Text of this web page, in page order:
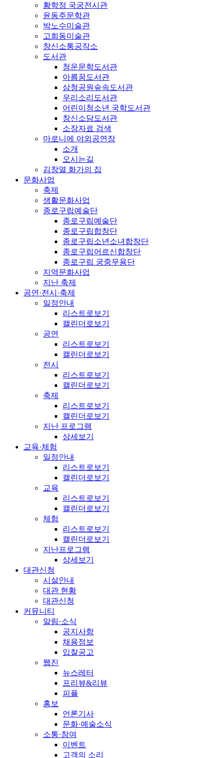
황학정 국궁전시관
윤동주문학관
박노수미술관
고희동미술관
창신소통공작소
도서관
청운문학도서관
아름꿈도서관
삼청공원숲속도서관
우리소리도서관
어린이청소년 국학도서관
창신소담도서관
소장자료 검색
마로니에 야외공연장
소개
오시는길
김창열 화가의 집
문화사업
축제
생활문화사업
종로구립예술단
종로구립예술단
종로구립합창단
종로구립소년소녀합창단
종로구립어르신합창단
종로구립 궁중무용단
지역문화사업
지난 축제
공연·전시·축제
일정안내
리스트로보기
캘린더로보기
공연
리스트로보기
캘린더로보기
전시
리스트로보기
캘린더로보기
축제
리스트로보기
캘린더로보기
지난 프로그램
상세보기
교육·체험
일정안내
리스트로보기
캘린더로보기
교육
리스트로보기
캘린더로보기
체험
리스트로보기
캘린더로보기
지난프로그램
상세보기
대관신청
시설안내
대관 현황
대관신청
커뮤니티
알림·소식
공지사항
채용정보
입찰공고
웹진
뉴스레터
프리뷰&리뷰
피플
홍보
언론기사
문화·예술소식
소통·참여
이벤트
고객의 소리